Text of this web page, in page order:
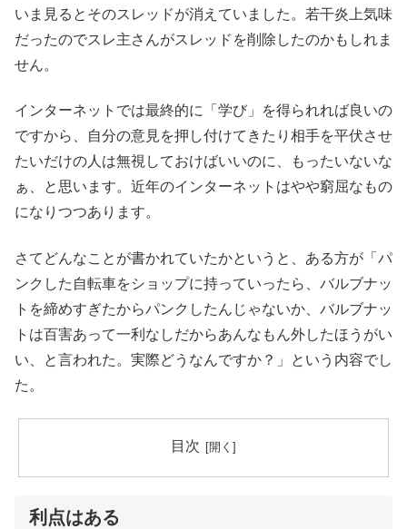
いま見るとそのスレッドが消えていました。若干炎上気味
だったのでスレ主さんがスレッドを削除したのかもしれま
せん。
インターネットでは最終的に「学び」を得られれば良いの
ですから、自分の意見を押し付けてきたり相手を平伏させ
たいだけの人は無視しておけばいいのに、もったいないな
ぁ、と思います。近年のインターネットはやや窮屈なもの
になりつつあります。
さてどんなことが書かれていたかというと、ある方が「パ
ンクした自転車をショップに持っていったら、バルブナッ
トを締めすぎたからパンクしたんじゃないか、バルブナッ
トは百害あって一利なしだからあんなもん外したほうがい
い、と言われた。実際どうなんですか？」という内容でし
た。
目次
利点はある